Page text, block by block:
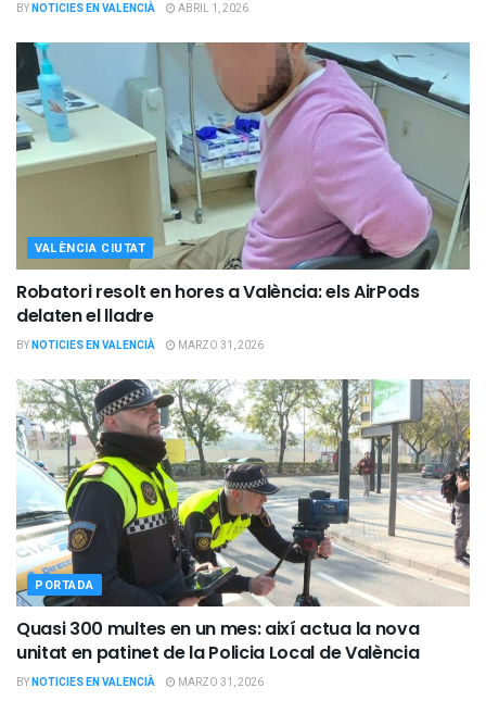
BYNOTICIES EN VALENCIÀ ABRIL 1, 2026
VALÈNCIA CIUTAT
Robatori resolt en hores a València: els AirPods
delaten el lladre
BYNOTICIES EN VALENCIÀ MARZO 31, 2026
PORTADA
Quasi 300 multes en un mes: així actua la nova
unitat en patinet de la Policia Local de València
BYNOTICIES EN VALENCIÀ MARZO 31, 2026